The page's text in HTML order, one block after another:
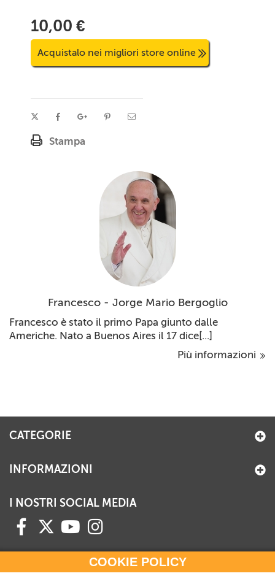
10,00 €
Acquistalo nei migliori store online
Stampa
Francesco - Jorge Mario Bergoglio
Francesco è stato il primo Papa giunto dalle
Americhe. Nato a Buenos Aires il 17 dice[...]
Più informazioni
COOKIE POLICY
CATEGORIE
INFORMAZIONI
I NOSTRI SOCIAL MEDIA
HAI BISOGNO DI INFORMAZIONI?